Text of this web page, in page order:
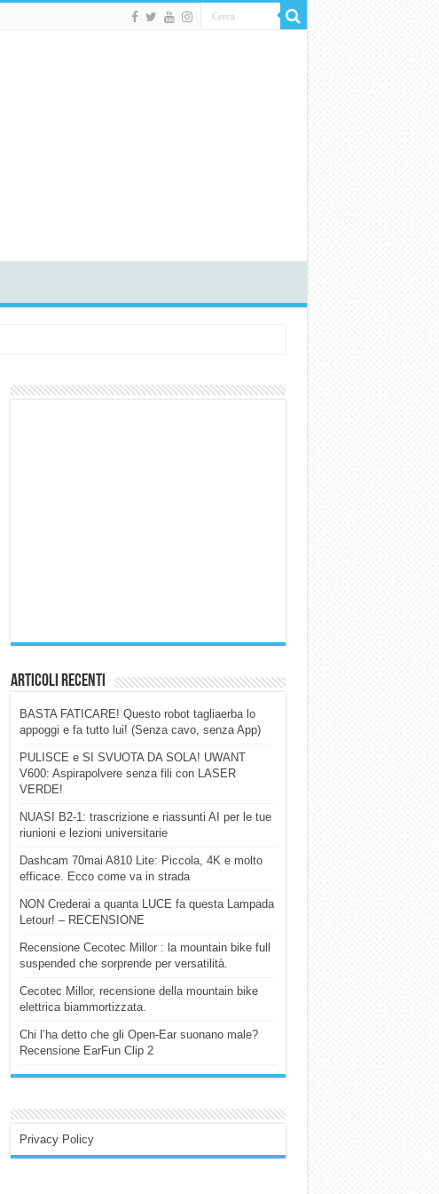
Articoli Recenti
BASTA FATICARE! Questo robot tagliaerba lo
appoggi e fa tutto lui! (Senza cavo, senza App)
PULISCE e SI SVUOTA DA SOLA! UWANT
V600: Aspirapolvere senza fili con LASER
VERDE!
NUASI B2-1: trascrizione e riassunti AI per le tue
riunioni e lezioni universitarie
Dashcam 70mai A810 Lite: Piccola, 4K e molto
efficace. Ecco come va in strada
NON Crederai a quanta LUCE fa questa Lampada
Letour! – RECENSIONE
Recensione Cecotec Millor : la mountain bike full
suspended che sorprende per versatilità.
Cecotec Millor, recensione della mountain bike
elettrica biammortizzata.
Chi l’ha detto che gli Open-Ear suonano male?
Recensione EarFun Clip 2
Privacy Policy